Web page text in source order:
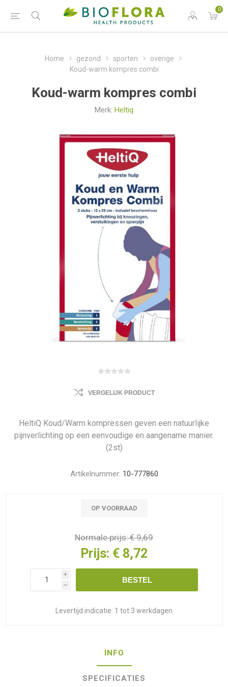
0
Home gezond sporten
overige
Koud-warm kompres combi
Koud-warm kompres combi
Merk: Heltiq
VERGELIJK PRODUCT
HeltiQ Koud/Warm kompressen geven een natuurlijke
pijnverlichting op een eenvoudige en aangename manier.
(2st)
Artikelnummer: 10-777860
OP VOORRAAD
Normale prijs:€ 9,69
Prijs: € 8,72
i
h
BESTEL
Levertijd indicatie: 1 tot 3 werkdagen
INFO
SPECIFICATIES